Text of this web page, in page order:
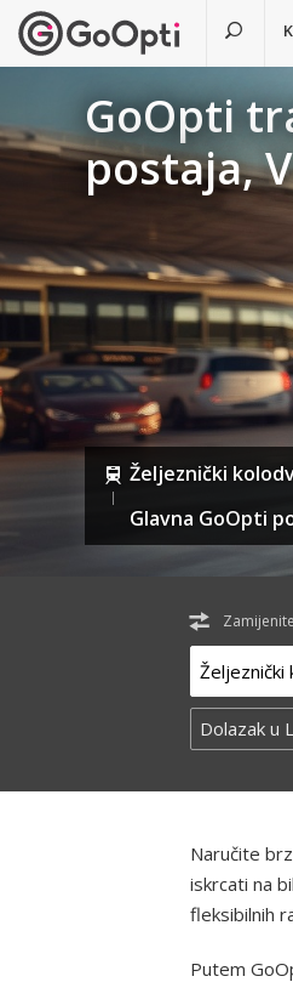
GoOpti
postaja,
Željeznički
Glavna GoOpti
Naručite
iskrcati na
fleksibilnih
Putem